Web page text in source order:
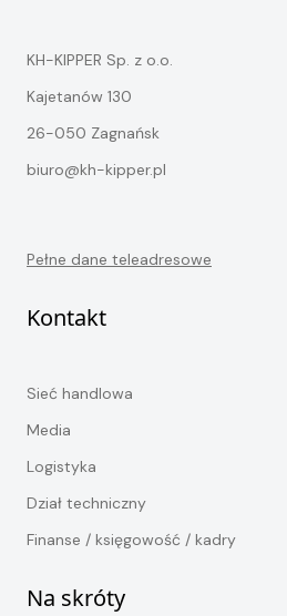
KH-KIPPER Sp. z o.o.
Kajetanów 130
26-050 Zagnańsk
biuro@kh-kipper.pl
Pełne dane teleadresowe
Kontakt
Sieć handlowa
Media
Logistyka
Dział techniczny
Finanse / księgowość / kadry
Na skróty